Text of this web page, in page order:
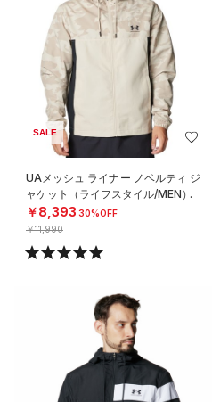
SALE
UAメッシュ ライナー ノベルティ ジ
ャケット（ライフスタイル/MEN）
￥8,393 30%OFF
￥11,990